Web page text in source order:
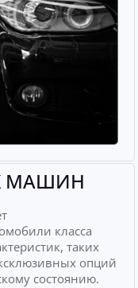
МАШИН
класса
таких
опций
состоянию.